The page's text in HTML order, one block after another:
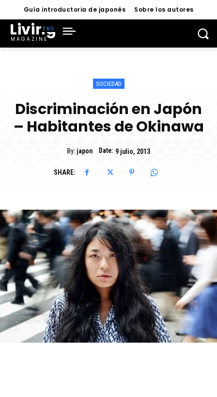
Guía introductoria de japonés Sobre los autores
Living
MAGAZINE
SOCIEDAD
Discriminación en Japón
– Habitantes de Okinawa
By: japon Date: 9 julio, 2013
SHARE: